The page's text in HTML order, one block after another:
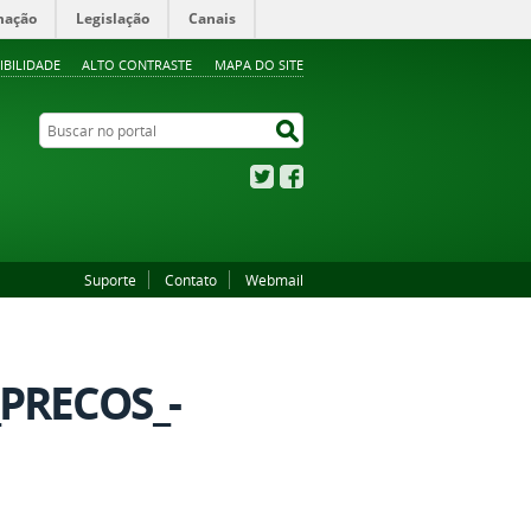
ALTO CONTRASTE MAPA DO SITE
Legislação Canais
Buscar no portal
Twitter
Suporte Contato Webmail